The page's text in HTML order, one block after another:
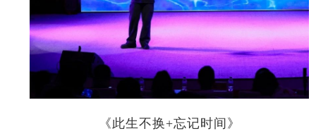
《此生不换+忘记时间》